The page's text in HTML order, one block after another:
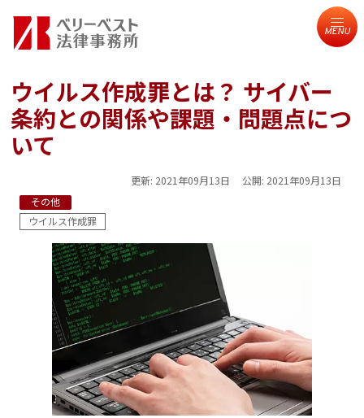
MENU
ウイルス作成罪とは？ サイバー
条約との関係や課題・問題点につ
いて
更新: 2021年09月13日 公開: 2021年09月13日
その他
ウイルス作成罪